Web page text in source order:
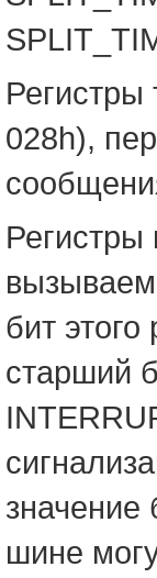
Регистры
028h),
бит
старший
шине